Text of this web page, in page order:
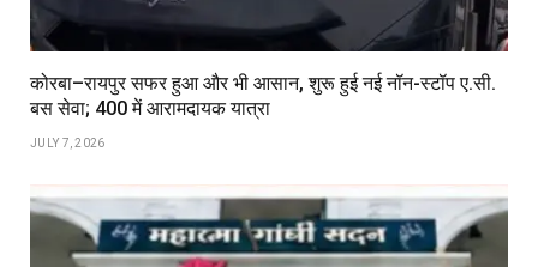
कोरबा–रायपुर सफर हुआ और भी आसान, शुरू हुई नई नॉन-स्टॉप ए.सी.
बस सेवा; ₹400 में आरामदायक यात्रा
JULY 7, 2026